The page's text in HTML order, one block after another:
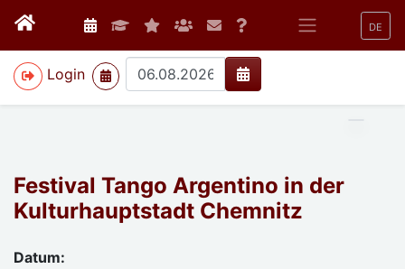
DE
Login
>
Festival Tango Argentino in der
Kulturhauptstadt Chemnitz
Datum: